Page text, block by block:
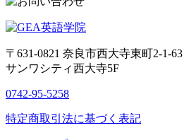
〒631-0821 奈良市西大寺東町2-1-63
サンワシティ西大寺5F
0742-95-5258
特定商取引法に基づく表記